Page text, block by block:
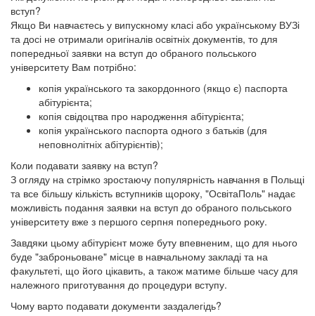
вступ?
Якщо Ви навчаєтесь у випускному класі або українському ВУЗі
та досі не отримали оригіналів освітніх документів, то для
попередньої заявки на вступ до обраного польського
університету Вам потрібно:
копія українського та закордонного (якщо є) паспорта
абітурієнта;
копія свідоцтва про народження абітурієнта;
копія українського паспорта одного з батьків (для
неповнолітніх абітурієнтів);
Коли подавати заявку на вступ?
З огляду на стрімко зростаючу популярність навчання в Польщі
та все більшу кількість вступників щороку, "ОсвітаПоль" надає
можливість подання заявки на вступ до обраного польського
університету вже з першого серпня попереднього року.
Завдяки цьому абітурієнт може буту впевненим, що для нього
буде "заброньоване" місце в навчальному закладі та на
факультеті, що його цікавить, а також матиме більше часу для
належного приготування до процедури вступу.
Чому варто подавати документи заздалегідь?